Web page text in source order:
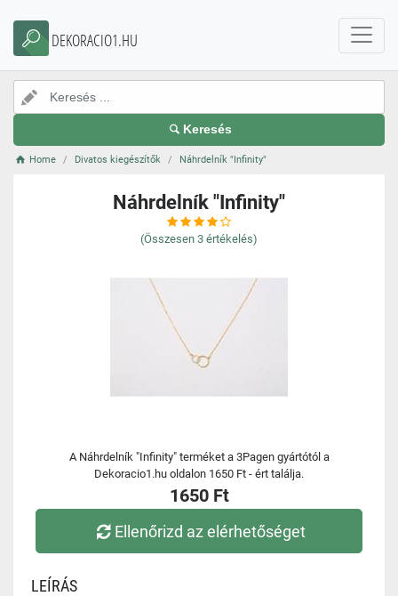
DEKORACIO1.HU
Keresés
Home Divatos kiegészítők Náhrdelník "Infinity"
Náhrdelník "Infinity"
(Összesen 3 értékelés)
A Náhrdelník "Infinity" terméket a 3Pagen gyártótól a
Dekoracio1.hu oldalon 1650 Ft - ért találja.
1650 Ft
Ellenőrizd az elérhetőséget
LEÍRÁS